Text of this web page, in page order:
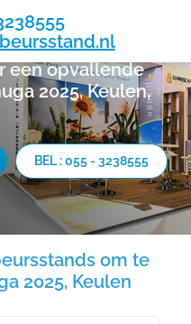
een opvallende
2025, Keulen,
BEL : 055 - 3238555
om te
2025, Keulen